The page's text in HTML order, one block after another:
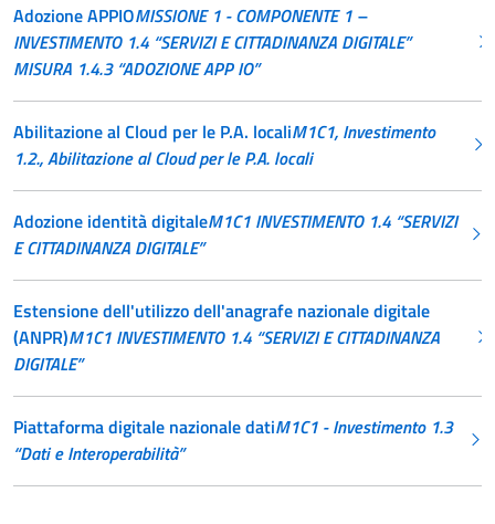
Adozione APPIOMISSIONE 1 - COMPONENTE 1 –
INVESTIMENTO 1.4 “SERVIZI E CITTADINANZA DIGITALE”
MISURA 1.4.3 “ADOZIONE APP IO”
Abilitazione al Cloud per le P.A. localiM1C1, Investimento
1.2., Abilitazione al Cloud per le P.A. locali
Adozione identità digitaleM1C1 INVESTIMENTO 1.4 “SERVIZI
E CITTADINANZA DIGITALE”
Estensione dell'utilizzo dell'anagrafe nazionale digitale
(ANPR)M1C1 INVESTIMENTO 1.4 “SERVIZI E CITTADINANZA
DIGITALE”
Piattaforma digitale nazionale datiM1C1 - Investimento 1.3
“Dati e Interoperabilità”